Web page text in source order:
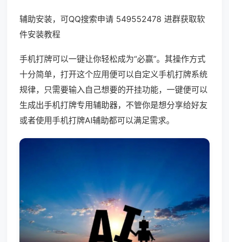
辅助安装，可QQ搜索申请 549552478 进群获取软
件安装教程
手机打牌可以一键让你轻松成为“必赢”。其操作方式
十分简单，打开这个应用便可以自定义手机打牌系统
规律，只需要输入自己想要的开挂功能，一键便可以
生成出手机打牌专用辅助器，不管你是想分享给好友
或者使用手机打牌AI辅助都可以满足需求。